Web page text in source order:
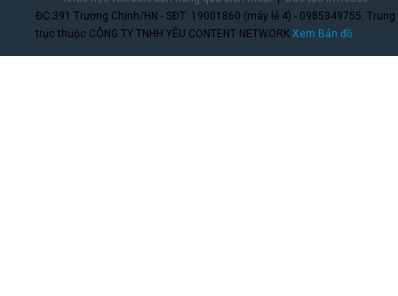
ĐC:391 Trường Chinh/HN - SĐT: 19001860 (máy lẻ 4) - 0985349755.
trực thuộc CÔNG TY TNHH YÊU CONTENT NETWORK.Xem Bản đồ